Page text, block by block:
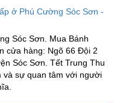
ở Phú Cường Sóc Sơn -
Sóc Sơn. Mua Bánh
cửa hàng: Ngõ 66 Đội 2
Sóc Sơn. Tết Trung Thu
và sự quan tâm với người